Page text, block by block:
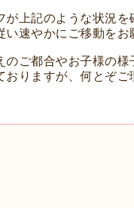
が上記のような状況を
い速やかにご移動をお
のご都合やお子様の
おりますが、 何とぞご